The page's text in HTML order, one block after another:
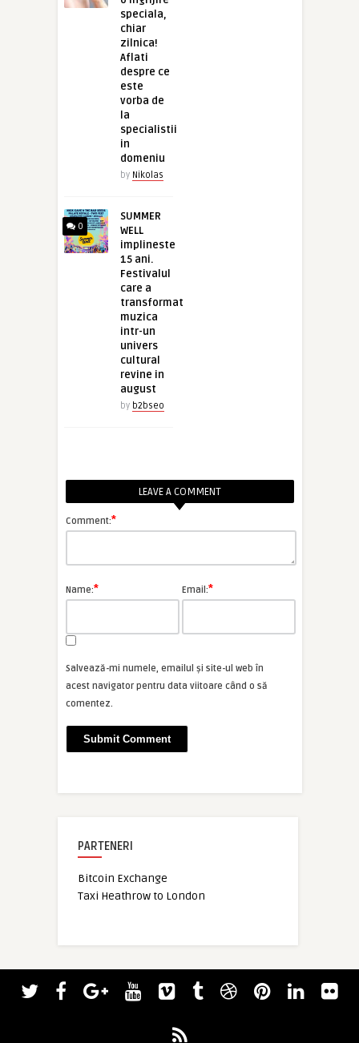
speciala,
chiar
zilnica!
Aflati
despre ce
este
vorba de
la
specialistii
in
domeniu
by Nikolas
0
SUMMER
WELL
implineste
15 ani.
Festivalul
care a
transformat
muzica
intr-un
univers
cultural
revine in
august
by b2bseo
LEAVE A COMMENT
Comment:*
Name:* Email:*
Salvează-mi numele, emailul și site-ul web în
acest navigator pentru data viitoare când o să
comentez.
PARTENERI
Bitcoin Exchange
Taxi Heathrow to London